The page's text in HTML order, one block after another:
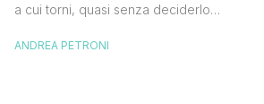
a cui torni, quasi senza deciderlo
richiamarti indietro più che il contrario. Per
ANDREA PETRONI